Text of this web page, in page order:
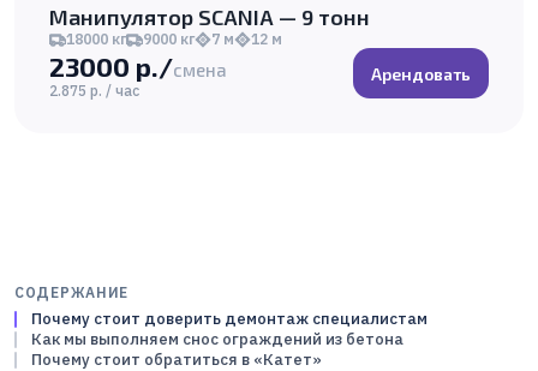
Манипулятор SCANIA — 9 тонн
18000 кг 9000 кг 7 м 12 м
23000 р./смена
2.875 р. / час
Арендовать
СОДЕРЖАНИЕ
Почему стоит доверить демонтаж специалистам
Как мы выполняем снос ограждений из бетона
Почему стоит обратиться в «Катет»